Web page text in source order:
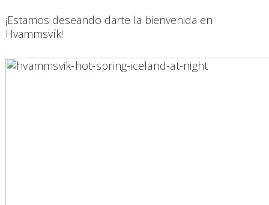
¡Estamos deseando darte la bienvenida en
Hvammsvík!